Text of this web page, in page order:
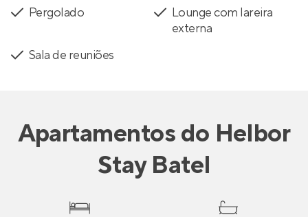
Pergolado
Lounge com lareira
externa
Sala de reuniões
Apartamentosdo Helbor
Stay Batel